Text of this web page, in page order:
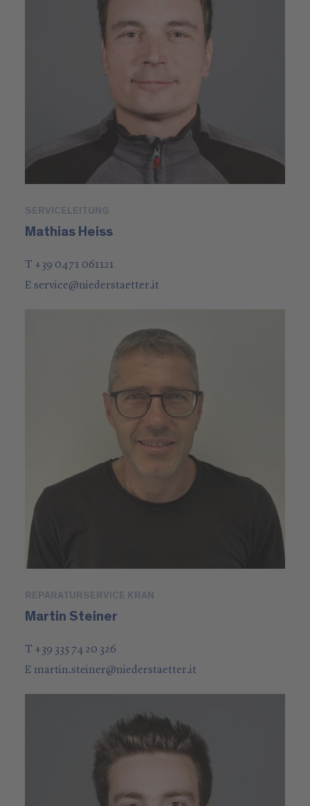
SERVICELEITUNG
Mathias Heiss
T +39 0471 061121
Eservice@niederstaetter.it
REPARATURSERVICE KRAN
Martin Steiner
T +39 335 74 20 326
E martin.steiner@niederstaetter.it